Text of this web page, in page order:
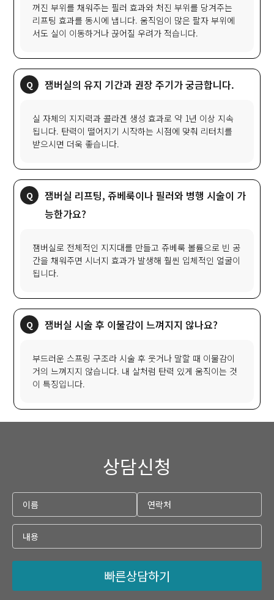
꺼진 부위를 채워주는 필러 효과와 처진 부위를 당겨주는
리프팅 효과를 동시에 냅니다. 움직임이 많은 팔자 부위에
서도 실이 이동하거나 끊어질 우려가 적습니다.
잼버실의 유지 기간과 권장 주기가 궁금합니다.
실 자체의 지지력과 콜라겐 생성 효과로 약 1년 이상 지속
됩니다. 탄력이 떨어지기 시작하는 시점에 맞춰 리터치를
받으시면 더욱 좋습니다.
잼버실 리프팅, 쥬베룩이나 필러와 병행 시술이 가
능한가요?
잼버실로 전체적인 지지대를 만들고 쥬베룩 볼륨으로 빈 공
간을 채워주면 시너지 효과가 발생해 훨씬 입체적인 얼굴이
됩니다.
잼버실 시술 후 이물감이 느껴지지 않나요?
부드러운 스프링 구조라 시술 후 웃거나 말할 때 이물감이
거의 느껴지지 않습니다. 내 살처럼 탄력 있게 움직이는 것
이 특징입니다.
상담신청
빠른상담하기